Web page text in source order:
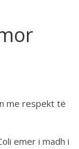
me respekt të
emer i madh i